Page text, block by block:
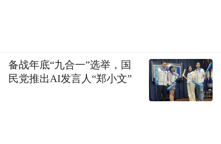
备战年底“九合一”选举，国
民党推出AI发言人“郑小文”